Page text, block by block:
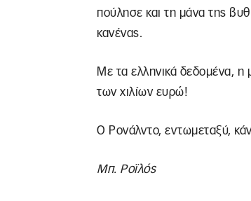
πούλησε και τη μάνα της
κανένας.
Με τα ελληνικά δεδομένα, η
των χιλίων ευρώ!
Ο Ρονάλντο, εντωμεταξύ,
Μπ. Ροϊλός